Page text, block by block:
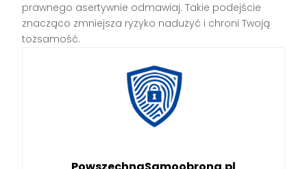
prawnego asertywnie odmawiaj. Takie podejście
znacząco zmniejsza ryzyko nadużyć i chroni Twoją
tożsamość.